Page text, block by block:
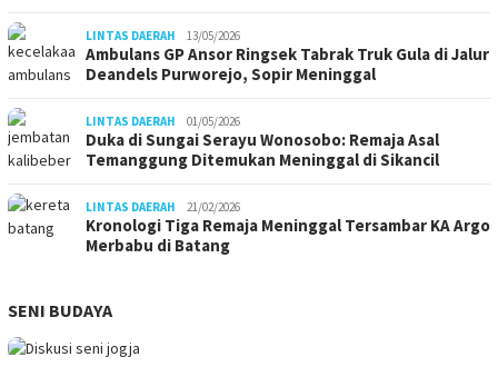
LINTAS DAERAH 13/05/2026
Ambulans GP Ansor Ringsek Tabrak Truk Gula di Jalur
Deandels Purworejo, Sopir Meninggal
LINTAS DAERAH 01/05/2026
Duka di Sungai Serayu Wonosobo: Remaja Asal
Temanggung Ditemukan Meninggal di Sikancil
LINTAS DAERAH 21/02/2026
Kronologi Tiga Remaja Meninggal Tersambar KA Argo
Merbabu di Batang
SENI BUDAYA